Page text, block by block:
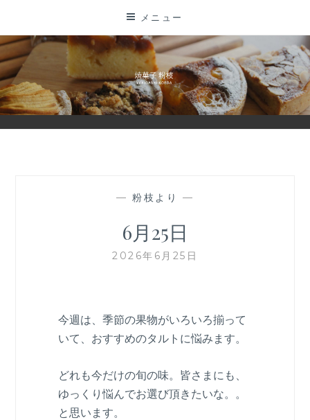
テ
ン
ツ
に
メニュー
— 粉枝より —
6月25日
2026年6月25日
今週は、季節の果物がいろいろ揃って
いて、おすすめのタルトに悩みます。
どれも今だけの旬の味。皆さまにも、
ゆっくり悩んでお選び頂きたいな。。
と思います。